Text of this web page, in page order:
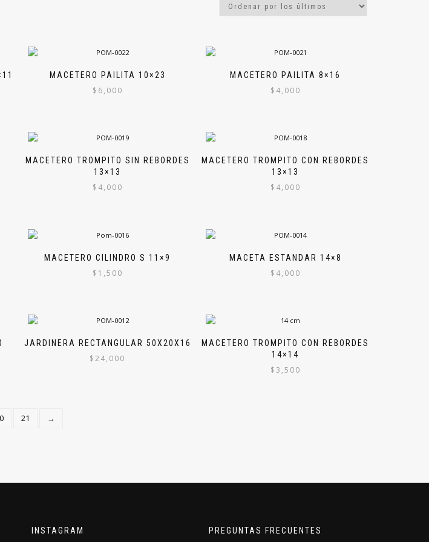
MACETERO PAILITA 10×23
$ 6,000
MACETERO PAILITA 8×16
$ 4,000
MACETERO TROMPITO SIN REBORDES
13×13
$ 4,000
MACETERO TROMPITO CON REBORDES
13×13
$ 4,000
MACETERO CILINDRO S 11×9
$ 1,500
MACETA ESTANDAR 14×8
$ 4,000
JARDINERA RECTANGULAR 50X20X16
$24,000
MACETERO TROMPITO CON REBORDES
14×14
$3,500
21 →
INSTAGRAM PREGUNTAS FRECUENTES